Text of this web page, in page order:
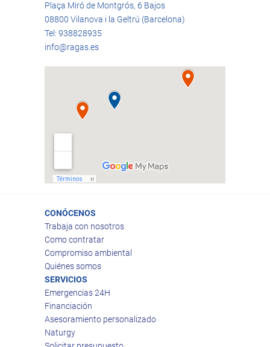
Plaça Miró de Montgrós, 6 Bajos
08800 Vilanova i la Geltrú (Barcelona)
Tel: 938828935
info@ragas.es
CONÓCENOS
Trabaja con nosotros
Como contratar
Compromiso ambiental
Quiénes somos
SERVICIOS
Emergencias 24H
Financiación
Asesoramiento personalizado
Naturgy